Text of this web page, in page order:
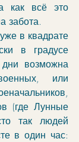
как всё это
забота.
в квадрате
в градусе
возможна
или
(где Лунные
так людей
в один час: